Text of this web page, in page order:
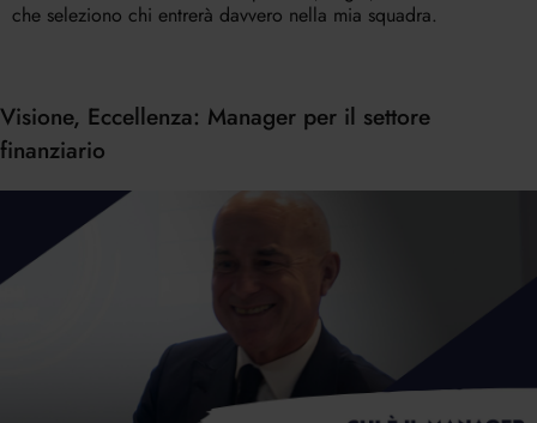
che seleziono chi entrerà davvero nella mia squadra.
Visione, Eccellenza: Manager per il settore
finanziario